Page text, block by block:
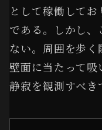
として稼働して
である。しかし
ない。周囲を歩
壁面に当たって
静寂を観測すべき